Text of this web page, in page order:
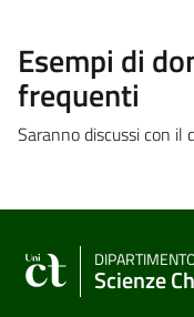
Esempi di
frequenti
Saranno discussi con il
Scienze